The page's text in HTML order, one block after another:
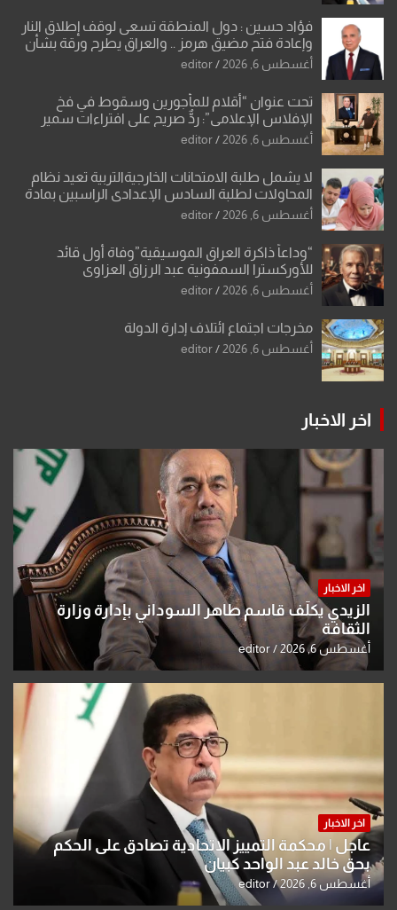
فؤاد حسين : دول المنطقة تسعى لوقف إطلاق النار
وإعادة فتح مضيق هرمز .. والعراق يطرح ورقة بشأن
تحولات القدس
أغسطس 6, 2026 editor
تحت عنوان “أقلام للمأجورين وسقوط في فخ
الإفلاس الإعلامي”: ردٌّ صريح على افتراءات سمير
الشكرجي
أغسطس 6, 2026 editor
لا يشمل طلبة الامتحانات الخارجيةالتربية تعيد نظام
المحاولات لطلبة السادس الإعدادي الراسبين بمادة
أو مادتين
أغسطس 6, 2026 editor
“وداعاً ذاكرة العراق الموسيقية”وفاة أول قائد
للأوركسترا السمفونية عبد الرزاق العزاوي
أغسطس 6, 2026 editor
مخرجات اجتماع ائتلاف إدارة الدولة
أغسطس 6, 2026 editor
اخر الاخبار
اخر الاخبار
الزيدي يكلّف قاسم طاهر السوداني بإدارة وزارة
الثقافة
أغسطس 6, 2026 editor
اخر الاخبار
عاجل | محكمة التمييز الاتحادية تصادق على الحكم
بحق خالد عبد الواحد كبيان
أغسطس 6, 2026 editor